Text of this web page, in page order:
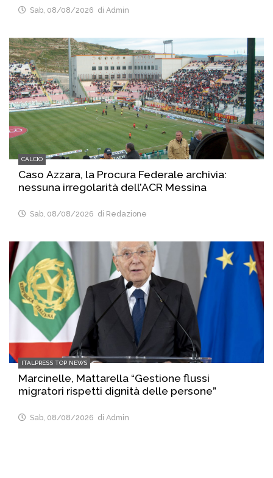
Sab, 08/08/2026 di Admin
CALCIO
Caso Azzara, la Procura Federale archivia:
nessuna irregolarità dell’ACR Messina
Sab, 08/08/2026 di Redazione
ITALPRESS TOP NEWS
Marcinelle, Mattarella “Gestione flussi
migratori rispetti dignità delle persone”
Sab, 08/08/2026 di Admin